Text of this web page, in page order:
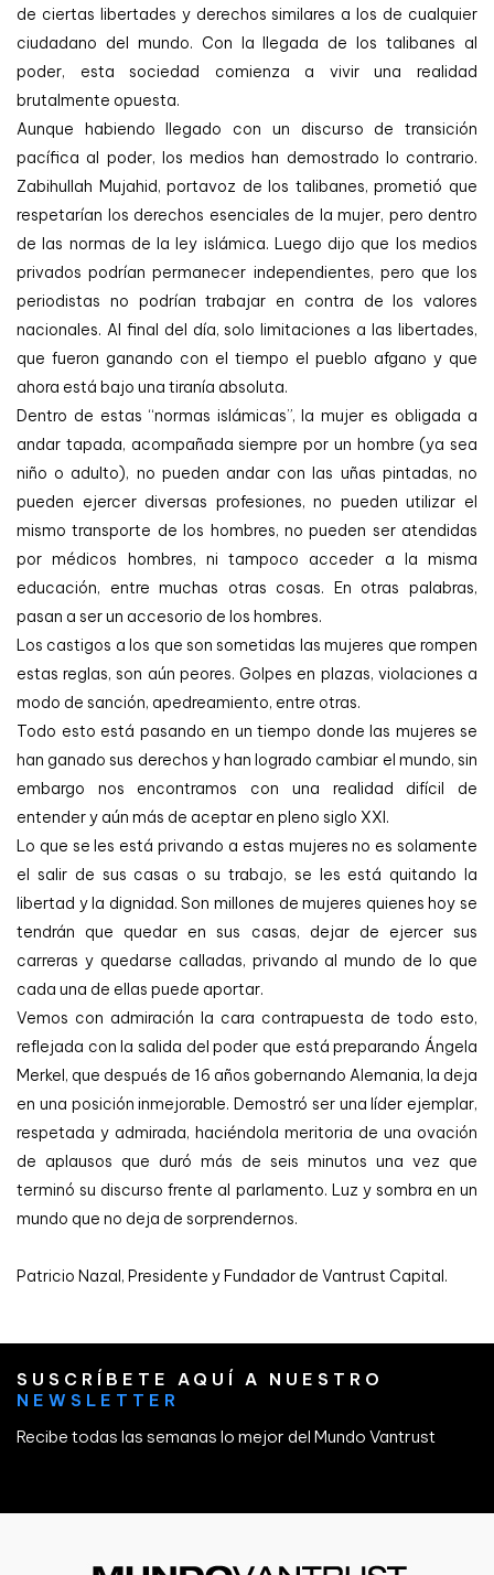
de ciertas libertades y derechos similares a los de cualquier
ciudadano del mundo. Con la llegada de los talibanes al
poder, esta sociedad comienza a vivir una realidad
brutalmente opuesta.
Aunque habiendo llegado con un discurso de transición
pacífica al poder, los medios han demostrado lo contrario.
Zabihullah Mujahid, portavoz de los talibanes, prometió que
respetarían los derechos esenciales de la mujer, pero dentro
de las normas de la ley islámica. Luego dijo que los medios
privados podrían permanecer independientes, pero que los
periodistas no podrían trabajar en contra de los valores
nacionales. Al final del día, solo limitaciones a las libertades,
que fueron ganando con el tiempo el pueblo afgano y que
ahora está bajo una tiranía absoluta.
Dentro de estas “normas islámicas”, la mujer es obligada a
andar tapada, acompañada siempre por un hombre (ya sea
niño o adulto), no pueden andar con las uñas pintadas, no
pueden ejercer diversas profesiones, no pueden utilizar el
mismo transporte de los hombres, no pueden ser atendidas
por médicos hombres, ni tampoco acceder a la misma
educación, entre muchas otras cosas. En otras palabras,
pasan a ser un accesorio de los hombres.
Los castigos a los que son sometidas las mujeres que rompen
estas reglas, son aún peores. Golpes en plazas, violaciones a
modo de sanción, apedreamiento, entre otras.
Todo esto está pasando en un tiempo donde las mujeres se
han ganado sus derechos y han logrado cambiar el mundo, sin
embargo nos encontramos con una realidad difícil de
entender y aún más de aceptar en pleno siglo XXI.
Lo que se les está privando a estas mujeres no es solamente
el salir de sus casas o su trabajo, se les está quitando la
libertad y la dignidad. Son millones de mujeres quienes hoy se
tendrán que quedar en sus casas, dejar de ejercer sus
carreras y quedarse calladas, privando al mundo de lo que
cada una de ellas puede aportar.
Vemos con admiración la cara contrapuesta de todo esto,
reflejada con la salida del poder que está preparando Ángela
Merkel, que después de 16 años gobernando Alemania, la deja
en una posición inmejorable. Demostró ser una líder ejemplar,
respetada y admirada, haciéndola meritoria de una ovación
de aplausos que duró más de seis minutos una vez que
terminó su discurso frente al parlamento. Luz y sombra en un
mundo que no deja de sorprendernos.
Patricio Nazal, Presidente y Fundador de Vantrust Capital.
SUSCRÍBETE AQUÍ A NUESTRO
NEWSLETTER
Recibe todas las semanas lo mejor del Mundo Vantrust